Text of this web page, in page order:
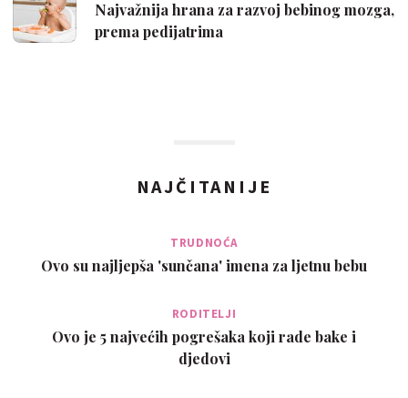
Najvažnija hrana za razvoj bebinog mozga,
prema pedijatrima
NAJČITANIJE
TRUDNOĆA
Ovo su najljepša 'sunčana' imena za ljetnu bebu
RODITELJI
Ovo je 5 najvećih pogrešaka koji rade bake i
djedovi